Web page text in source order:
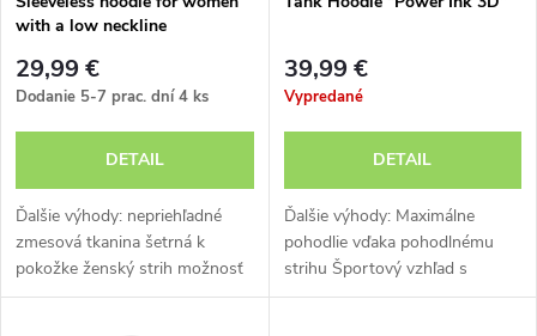
e
p
r
o
d
p
r
d
u
with a low neckline
29,99 €
Dodanie 5-7 prac. dní4 ks
DETAIL
Ďalšie výhody: nepriehľadné
zmesová tkanina šetrná k
pokožke ženský strih možnosť
prania v práčke
39,99 €
Vypredané
DETAIL
Ďalšie výhody: Maximálne
pohodlie vďaka pohodlnému
strihu Športový vzhľad s
pútavou potlačou "Power Ink